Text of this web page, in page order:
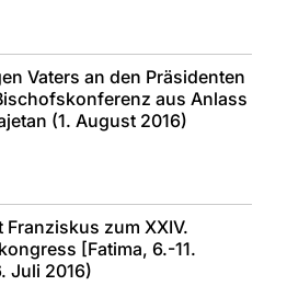
Vaters an den Präsidenten
aus Anlass
(1. August 2016)
zum XXIV.
[Fatima, 6.-11.
Juli 2016)